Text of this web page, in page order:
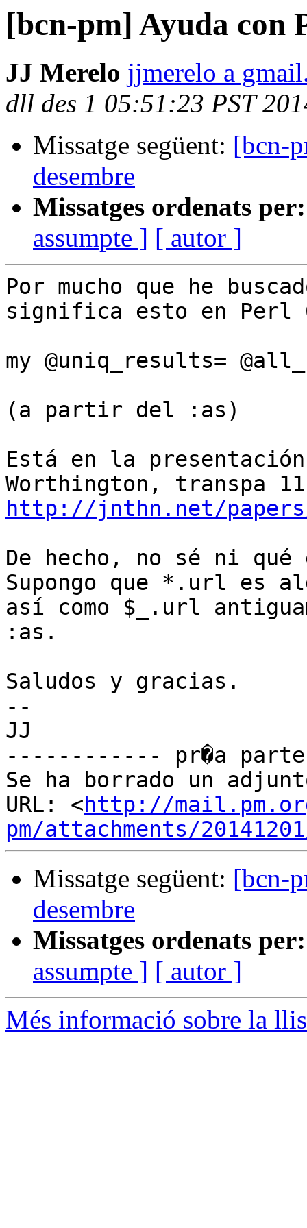
[bcn-pm] Ayuda con
JJ Merelo jjmerelo a
dll des 1 05:51:23 PST
Missatge següent: [bcn-
desembre
Missatges ordenats per:
assumpte ] [ autor ]
Por mucho que he
significa esto en Perl
my @uniq_results=
(a partir del :as)
Está en la
http://jnthn.net/
De hecho, no sé ni
Supongo que *.url es
así como $_.url
:as.
Saludos y gracias.
--
JJ
------------ pr�a
Se ha borrado un
URL: <http://
pm/attachments/
Missatge següent: [bcn-
desembre
Missatges ordenats per:
assumpte ] [ autor ]
Més informació sobre la